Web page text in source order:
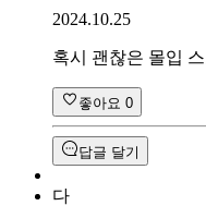
2024.10.25
혹시 괜찮은 몰입
좋아요 0
답글 달기
다